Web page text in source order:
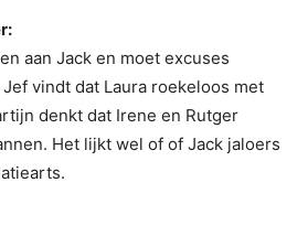
aan Jack en moet excuses
vindt dat Laura roekeloos met
denkt dat Irene en Rutger
Het lijkt wel of of Jack jaloers